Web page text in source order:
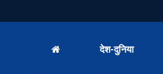
देश-दुनिया